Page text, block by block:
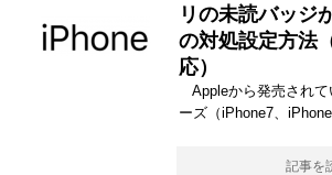
リの未読バッジ
の対処設定方法
応）
Appleから発売されて
ーズ（iPhone7、
記事を